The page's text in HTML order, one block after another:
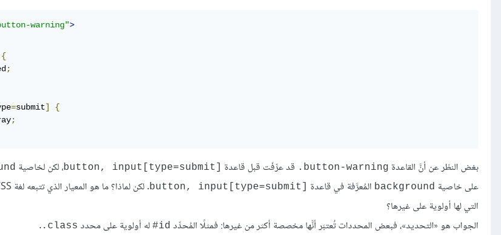
warning">
{
;
=submit]
{
;
بغض النظر عن أنَّ القاعدة ‎.button-warning قد عرِّفَت قبل قاعدة button, input[type=submit]، لكن لخاصية
على خاصية background المُعرَّفة في قاعدة button, input[type=submit]
التي لها أولوية على غيرها؟
الجواب هو «التحديد»، فبعض المحددات تُعتبَر أنَّها مخصصة أكثر من غيرها: فمثلًا المُحدِّد ‎#id له أولوية على محدد ‎.class
.